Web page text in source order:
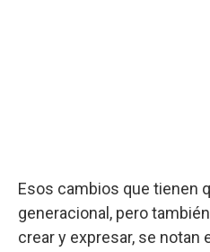
Esos cambios que tienen
generacional, pero
crear y expresar, se